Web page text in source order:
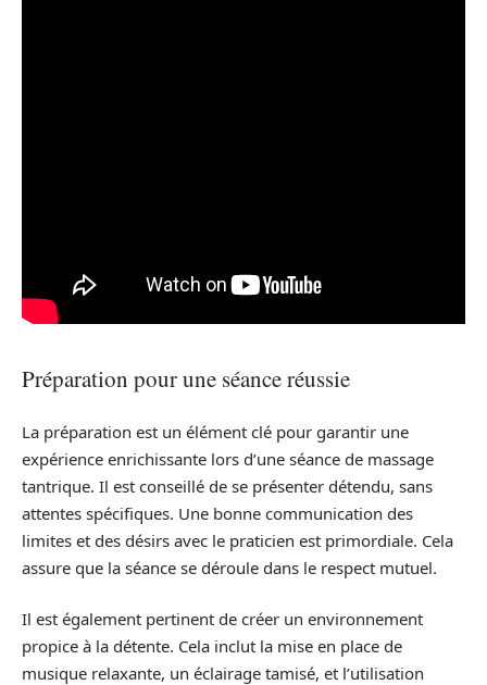
Préparation pour une séance réussie
La préparation est un élément clé pour garantir une
expérience enrichissante lors d’une séance de massage
tantrique. Il est conseillé de se présenter détendu, sans
attentes spécifiques. Une bonne communication des
limites et des désirs avec le praticien est primordiale. Cela
assure que la séance se déroule dans le respect mutuel.
Il est également pertinent de créer un environnement
propice à la détente. Cela inclut la mise en place de
musique relaxante, un éclairage tamisé, et l’utilisation